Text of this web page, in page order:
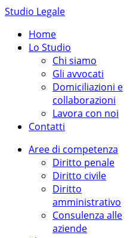
Studio Legale
Home
Lo Studio
Chi siamo
Gli avvocati
Domiciliazioni e
collaborazioni
Lavora con noi
Contatti
Aree di competenza
Diritto penale
Diritto civile
Diritto
amministrativo
Consulenza alle
aziende